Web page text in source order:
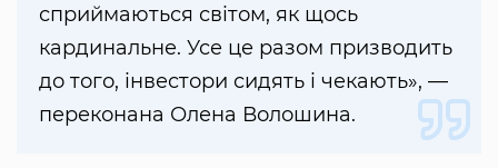
сприймаються світом, як щось
кардинальне. Усе це разом призводить
до того, інвестори сидять і чекають», —
переконана Олена Волошина.